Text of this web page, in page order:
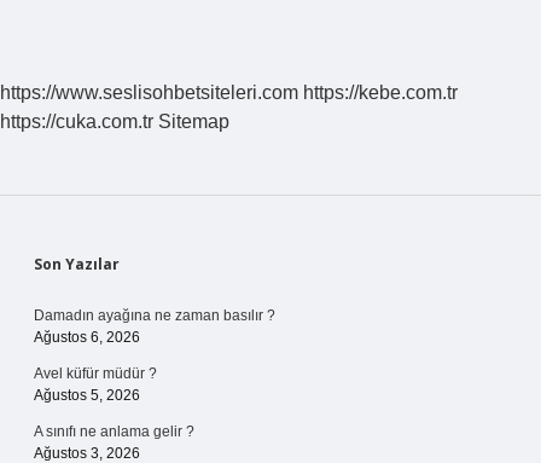
https://www.seslisohbetsiteleri.com https://kebe.com.tr
https://cuka.com.tr Sitemap
Sidebar
Son Yazılar
Damadın ayağına ne zaman basılır ?
Ağustos 6, 2026
Avel küfür müdür ?
Ağustos 5, 2026
A sınıfı ne anlama gelir ?
Ağustos 3, 2026